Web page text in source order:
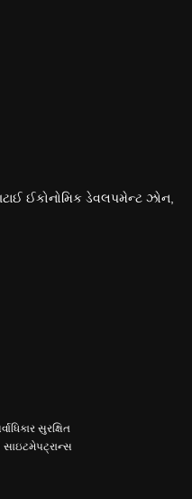
ઈકોનોમિક ડેવલપમેન્ટ ઝોન,
સુરક્ષિત
સાઇટમેપટ્રાન્સ